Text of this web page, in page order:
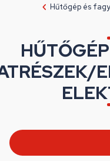
Hűtőgép és